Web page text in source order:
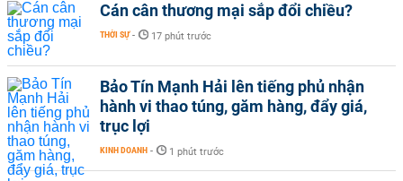
Cán cân thương mại sắp đổi chiều?
THỜI SỰ - 17 phút trước
Bảo Tín Mạnh Hải lên tiếng phủ nhận
hành vi thao túng, găm hàng, đẩy giá,
trục lợi
KINH DOANH - 1 phút trước